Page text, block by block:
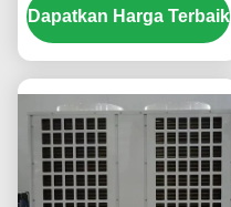
Refrigerant dan Scroll
Compressor untuk
Dapatkan Harga Terbaik